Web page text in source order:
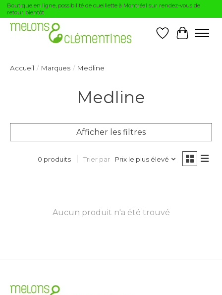
Boutique en ligne, possibilité de cueillette à Montréal sur rendez-vous de
retour bientôt
Liste dePanier
Accueil / Marques / Medline
Medline
Afficher les filtres
0 produits Trier par Prix le plus élevé
Aucun produit n'a été trouvé